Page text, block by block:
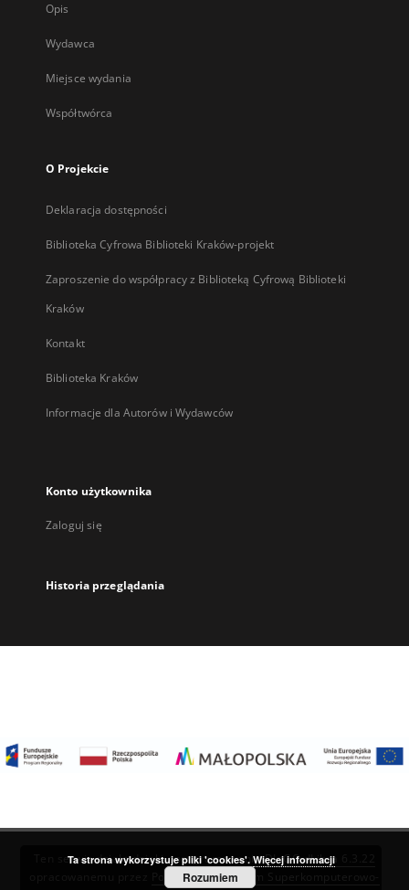
Opis
Wydawca
Miejsce wydania
Współtwórca
O Projekcie
Deklaracja dostępności
Biblioteka Cyfrowa Biblioteki Kraków-projekt
Zaproszenie do współpracy z Biblioteką Cyfrową Biblioteki
Kraków
Kontakt
Biblioteka Kraków
Informacje dla Autorów i Wydawców
Konto użytkownika
Zaloguj się
Historia przeglądania
Ten serwis działa dzięki oprogramowaniuDInGO dLibra 6.3.22
Poznańskie Centrum Superkomputerowo-
Ta strona wykorzystuje pliki 'cookies'. Więcej informacji
Rozumiem